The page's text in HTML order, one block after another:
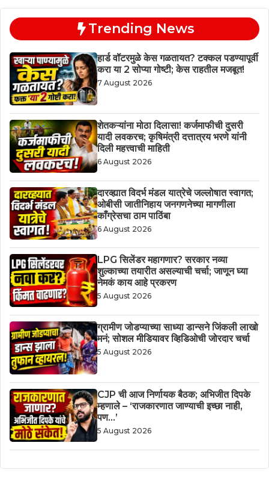
Trending News
हार्ड वॉटरमुळे केस गळतायत? टक्कल पडण्यापूर्वी
करा या 2 सोप्या गोष्टी; केस राहतील मजबूत!
7 August 2026
शेतकऱ्यांना मोठा दिलासा! कर्जमाफीची दुसरी
यादी लवकरच; कृषिमंत्री दत्तात्रय भरणे यांनी
दिली महत्त्वाची माहिती
6 August 2026
दारव्ह्यात विदर्भ मंडल यात्रेचे जल्लोषात स्वागत;
ओबीसी जातीनिहाय जनगणनेच्या मागणीला
काँग्रेसचा ठाम पाठिंबा
6 August 2026
LPG सिलेंडर महागणार? सरकार नव्या
शुल्काच्या तयारीत असल्याची चर्चा; जाणून घ्या
नेमकं काय आहे प्रकरण
5 August 2026
ग्रामीण जोडप्याच्या साध्या डान्सने जिंकली लाखो
मनं; सोशल मीडियावर व्हिडिओची जोरदार चर्चा
5 August 2026
CJP ची आज निर्णायक बैठक; अभिजीत दिपके
म्हणाले – ‘राजकारणात जाण्याची इच्छा नाही,
पण…’
5 August 2026